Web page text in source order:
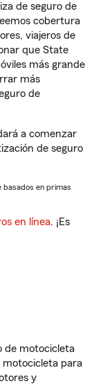
de seguro de
cobertura
viajeros de
que State
más grande
más
de
a comenzar
de seguro
basados en primas
en línea. ¡Es
de motocicleta
motocicleta para
y